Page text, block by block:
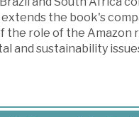
the book's
the role of the Amazon
and sustainability